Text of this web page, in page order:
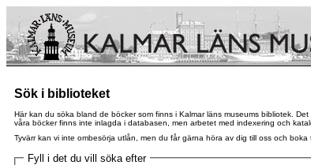
Sök i biblioteket
Här kan du söka bland de böcker som finns i Kalmar läns museums bibliotek.
våra böcker finns inte inlagda i databasen, men arbetet med indexering och
Tyvärr kan vi inte ombesörja utlån, men du får gärna höra av dig till oss och
Fyll i det du vill söka efter